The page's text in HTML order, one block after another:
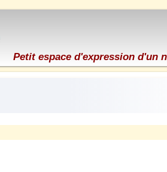
Petit espace d'expression d'un